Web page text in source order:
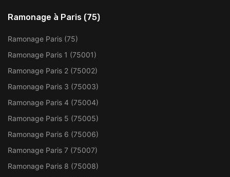
Ramonage à Paris (75)
Ramonage Paris (75)
Ramonage Paris 1 (75001)
Ramonage Paris 2 (75002)
Ramonage Paris 3 (75003)
Ramonage Paris 4 (75004)
Ramonage Paris 5 (75005)
Ramonage Paris 6 (75006)
Ramonage Paris 7 (75007)
Ramonage Paris 8 (75008)